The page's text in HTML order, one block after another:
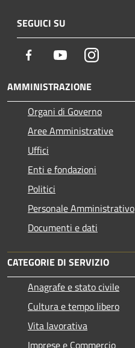
SEGUICI SU
Facebook YoutubeInstagram
AMMINISTRAZIONE
Organi di Governo
Aree Amministrative
Uffici
Enti e fondazioni
Politici
Personale Amministrativo
Documenti e dati
CATEGORIE DI SERVIZIO
Anagrafe e stato civile
Cultura e tempo libero
Vita lavorativa
Imprese e Commercio